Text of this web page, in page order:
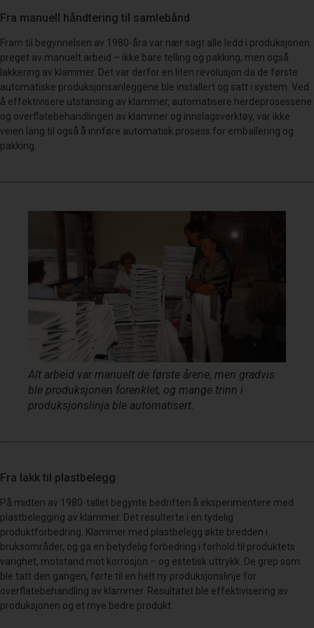
Fra manuell håndtering til samlebånd
Fram til begynnelsen av 1980-åra var nær sagt alle ledd i produksjonen
preget av manuelt arbeid – ikke bare telling og pakking, men også
lakkering av klammer. Det var derfor en liten revolusjon da de første
automatiske produksjonsanleggene ble installert og satt i system. Ved
å effektivisere utstansing av klammer, automatisere herdeprosessene
og overflatebehandlingen av klammer og innslagsverktøy, var ikke
veien lang til også å innføre automatisk prosess for emballering og
pakking.
Alt arbeid var manuelt de første årene, men gradvis
ble produksjonen forenklet, og mange trinn i
produksjonslinja ble automatisert.
Fra lakk til plastbelegg
På midten av 1980-tallet begynte bedriften å eksperimentere med
plastbelegging av klammer. Det resulterte i en tydelig
produktforbedring. Klammer med plastbelegg økte bredden i
bruksområder, og ga en betydelig forbedring i forhold til produktets
varighet, motstand mot korrosjon – og estetisk uttrykk. De grep som
ble tatt den gangen, førte til en helt ny produksjonslinje for
overflatebehandling av klammer. Resultatet ble effektivisering av
produksjonen og et mye bedre produkt.